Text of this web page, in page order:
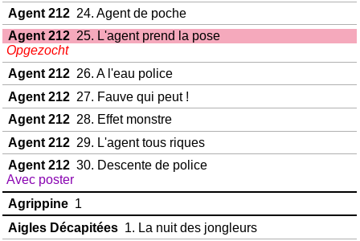
Agent 21224. Agent de poche
Agent 21225. L'agent prend la pose
Opgezocht
Agent 21226. A l'eau police
Agent 212 27. Fauve qui peut !
Agent 21228. Effet monstre
Agent 21229. L'agent tous riques
Agent 21230. Descente de police
Avec poster
Agrippine1
Aigles Décapitées1. La nuit des jongleurs